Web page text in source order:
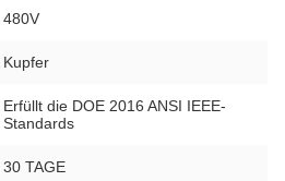
480V
Kupfer
Erfüllt die DOE 2016 ANSI IEEE-
Standards
30 TAGE